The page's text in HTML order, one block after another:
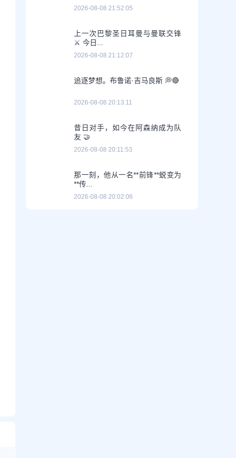
2026-08-08 21:52:05
上一次巴黎圣日耳曼与曼联交锋
⚔️ 今日...
2026-08-08 21:12:07
追逐梦想。布鲁诺·吉马良斯 💭🔴
2026-08-08 20:13:11
昔日对手，如今在阿森纳成为队
友 🤝
2026-08-08 20:11:53
那一刻，他从一名**前锋**蜕变为
**传...
2026-08-08 20:02:06